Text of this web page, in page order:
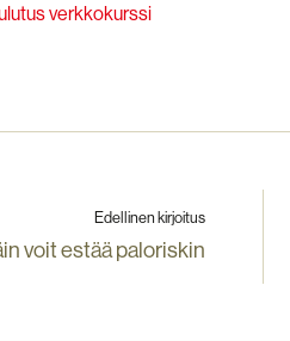
verkkokurssi
Edellinen kirjoitus
voit estää paloriskin